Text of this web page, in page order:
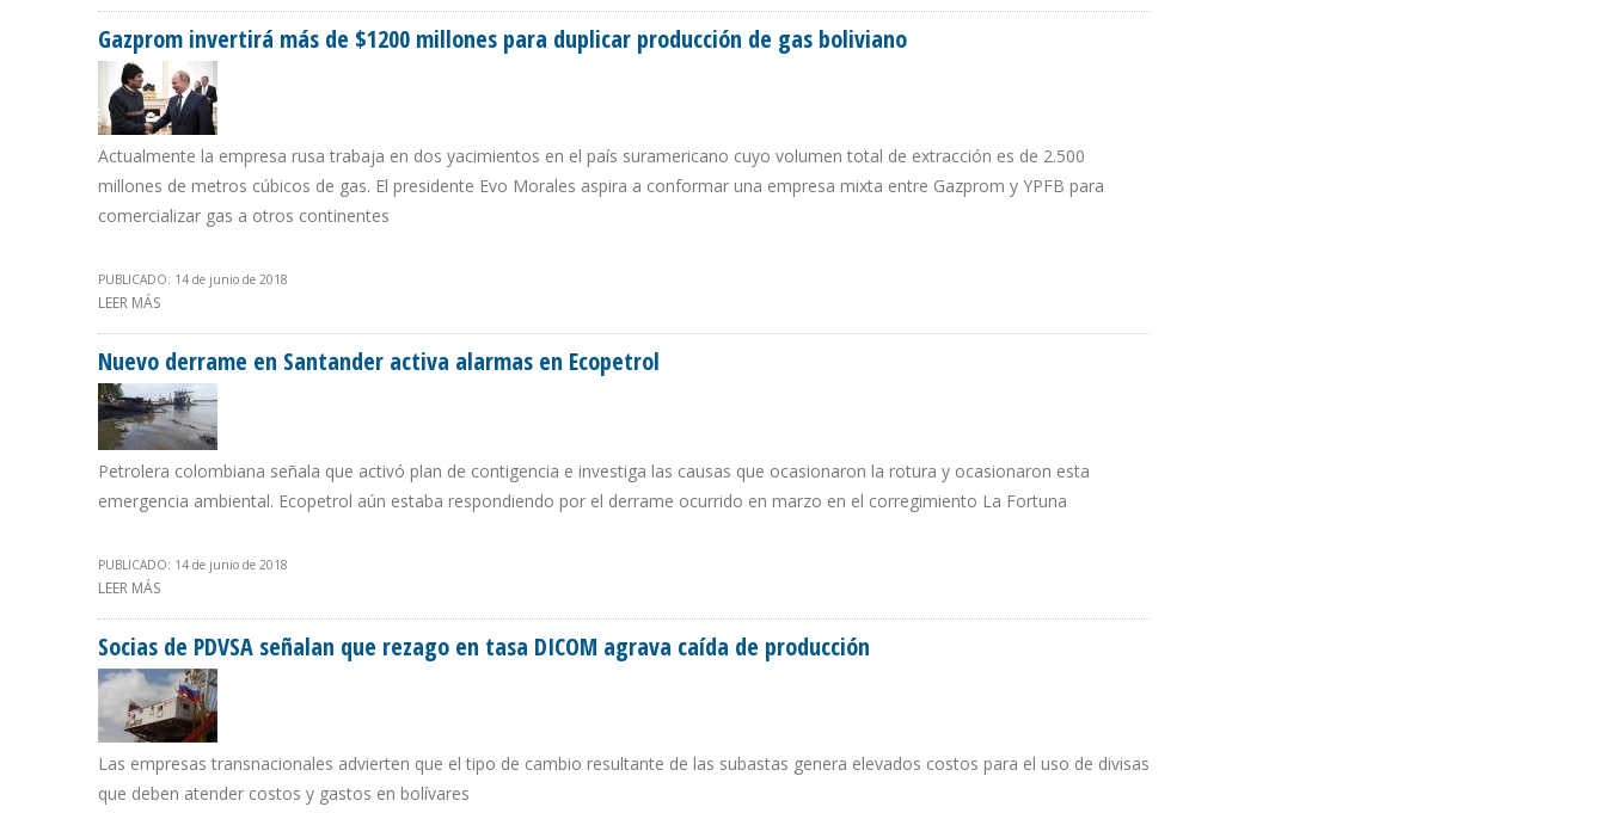
Gazprom invertirá más de $1200 millones para duplicar producción de gas boliviano
Actualmente la empresa rusa trabaja en dos yacimientos en el país suramericano cuyo volumen total de extracción es de 2.500
millones de metros cúbicos de gas. El presidente Evo Morales aspira a conformar una empresa mixta entre Gazprom y YPFB para
comercializar gas a otros continentes
PUBLICADO: 14 de junio de 2018
LEER MÁS
Nuevo derrame en Santander activa alarmas en Ecopetrol
Petrolera colombiana señala que activó plan de contigencia e investiga las causas que ocasionaron la rotura y ocasionaron esta
emergencia ambiental. Ecopetrol aún estaba respondiendo por el derrame ocurrido en marzo en el corregimiento La Fortuna
PUBLICADO: 14 de junio de 2018
LEER MÁS
Socias de PDVSA señalan que rezago en tasa DICOM agrava caída de producción
Las empresas transnacionales advierten que el tipo de cambio resultante de las subastas genera elevados costos para el uso de divisas
que deben atender costos y gastos en bolívares